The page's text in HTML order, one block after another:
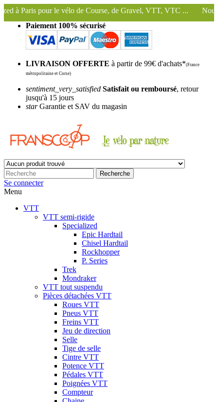
de Course, de Gravel, VTT, VTC ...
Nous conservons et
Paiement 100% sécurisé
LIVRAISON OFFERTE à partir de 99€ d'achats*(France
métropolitaine et Corse)
sentiment_very_satisfied Satisfait ou remboursé, retour
jusqu'à 15 jours
starGarantie et SAV du magasin
Recherche
Se connecter
Menu
VTT
VTT semi-rigide
Specialized
Epic Hardtail
Chisel Hardtail
Rockhopper
P. Series
Trek
Mondraker
VTT tout suspendu
Pièces détachées VTT
Roues VTT
Pneus VTT
Freins VTT
Jeu de direction
Selle
Tige de selle
Cintre VTT
Potence VTT
Pédales VTT
Poignées VTT
Compteur